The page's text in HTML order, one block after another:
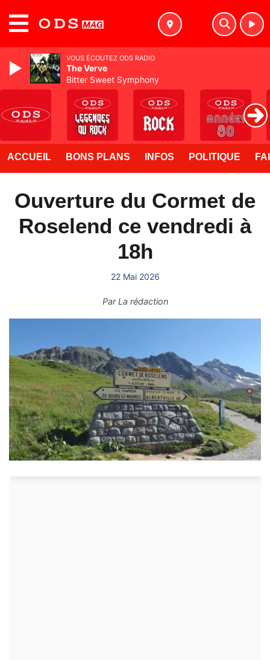
ACCUEIL BONS PLANS INFOS POLITIQUE
Ouverture du Cormet de
Roselend ce vendredi à
18h
22 Mai 2026
ParLa rédaction
VOUS ÉCOUTEZ ODS RADIO
The Verve
Bitter Sweet Symphony